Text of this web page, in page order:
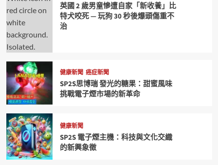
英國 2 歲男童慘遭自家「新收養」比
特犬咬死 — 玩狗 30 秒後爆頭傷重不
治
健康新聞 癌症新聞
SP2S思博瑞 發光的糖果：甜蜜風味
挑戰電子煙市場的新革命
健康新聞
SP2S 電子煙主機：科技與文化交織
的新興象徵